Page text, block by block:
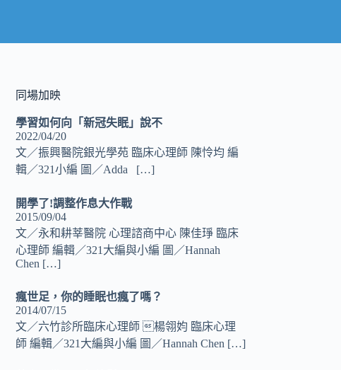
同場加映
學習如何向「新冠失眠」說不
2022/04/20
文／振興醫院銀光學苑 臨床心理師 陳怜均 編
輯／321小編 圖／Adda […]
開學了!調整作息大作戰
2015/09/04
文／永和耕莘醫院 心理諮商中心 陳佳琤 臨床
心理師 編輯／321大編與小編 圖／Hannah
Chen […]
瘋世足，你的睡眠也瘋了嗎？
2014/07/15
文／六竹診所臨床心理師 楊翎㚬 臨床心理
師 編輯／321大編與小編 圖／Hannah Chen […]